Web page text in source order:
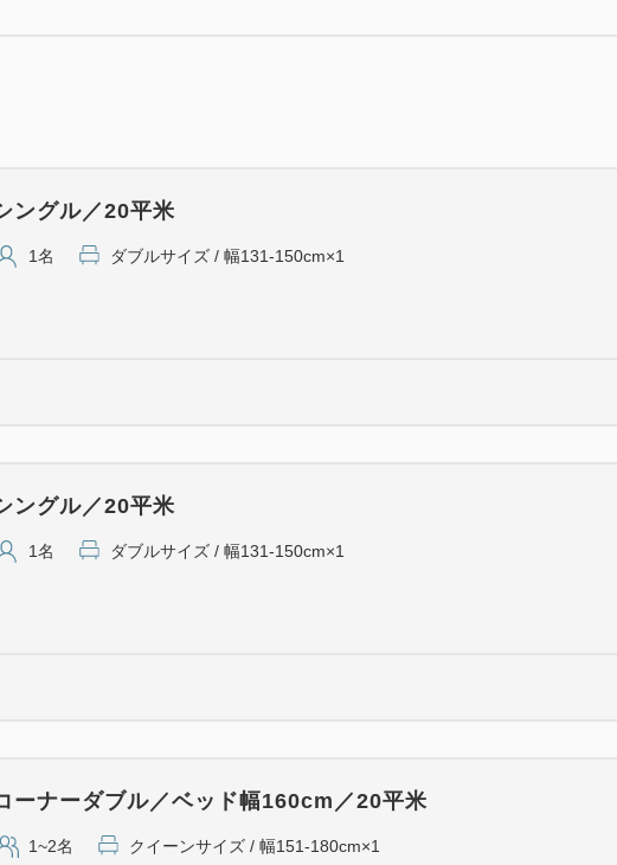
ますと、より清涼感を楽しめます。
※添い寝のお子様は特典お渡しの対象外となりま
●基本情報●
JR山形駅直結／フロントスタッフ24時間常駐、
・メトロ立体駐車場（高さ210cmまで）約50台
・Times山形駅ビル駐車場 約500台収容 1泊500
ングル／20平米
1名 ダブルサイズ / 幅131-150cm×1
ングル／20平米
1名 ダブルサイズ / 幅131-150cm×1
ーナーダブル／ベッド幅160cm／20平米
1~2名 クイーンサイズ / 幅151-180cm×1